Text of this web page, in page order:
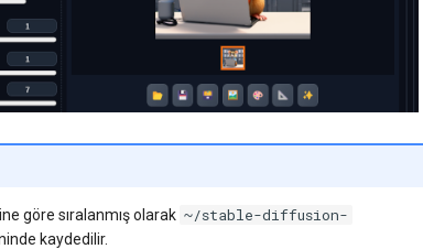
göre sıralanmış olarak ~/stable-diffusion-
kaydedilir.